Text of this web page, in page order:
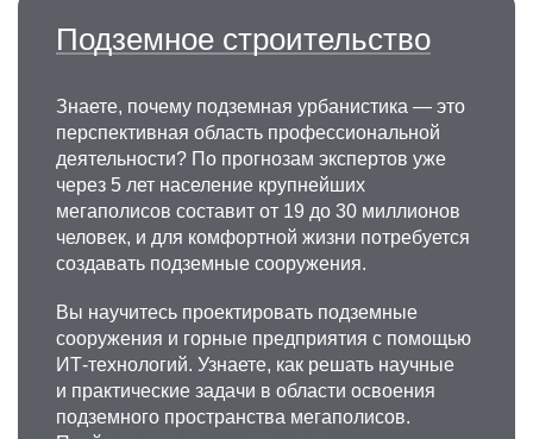
Подземное строительство
Знаете, почему подземная урбанистика — это
перспективная область профессиональной
деятельности? По прогнозам экспертов уже
через 5 лет население крупнейших
мегаполисов составит от 19 до 30 миллионов
человек, и для комфортной жизни потребуется
создавать подземные сооружения.
Вы научитесь проектировать подземные
сооружения и горные предприятия с помощью
ИТ-технологий. Узнаете, как решать научные
и практические задачи в области освоения
подземного пространства мегаполисов.